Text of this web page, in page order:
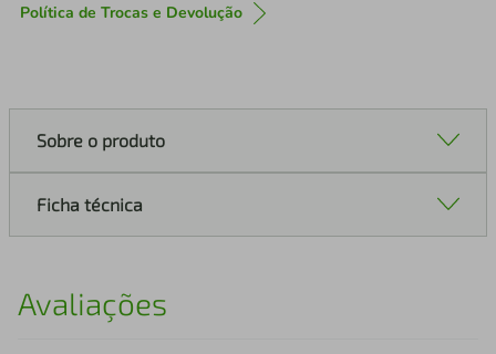
Política de Trocas e Devolução
Sobre o produto
Ficha técnica
Avaliações